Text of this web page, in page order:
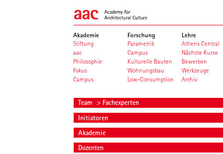
Akademie
Stiftung
aac
Philosophie
Fokus
Campus
Forschung
Parametrik
Campus
Kulturelle Bauten
Wohnungsbau
Low-Consumption
Lehre
Athens Central
Nächste Kurse
Bewerben
Werkzeuge
Archiv
Team > Fachexperten
Initiatoren
Akademie
Dozenten